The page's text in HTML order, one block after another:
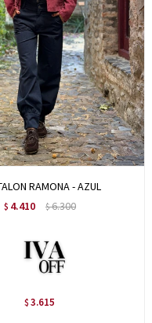
RAMONA - AZUL
$ 4.410 $6.300
$ 3.615